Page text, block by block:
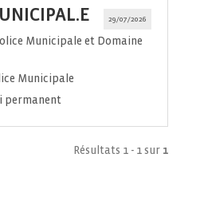
29/07/2026
(Nouvelle
fenêtre)
Municipale et Domaine
Municipale
permanent
Résultats 1 - 1 sur 1